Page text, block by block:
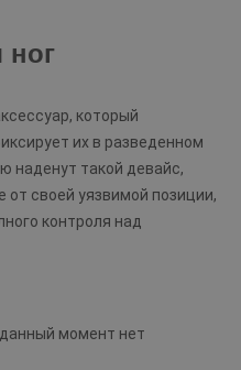
ног
который
их в разведенном
наденут такой девайс,
своей уязвимой позиции,
контроля над
момент нет